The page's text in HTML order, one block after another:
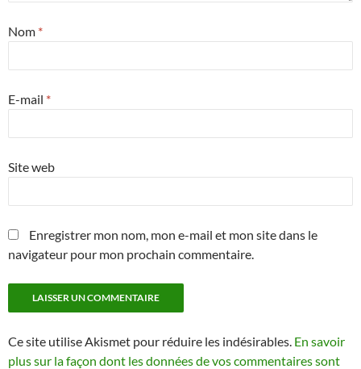
Nom *
E-mail *
Site web
Enregistrer mon nom, mon e-mail et mon site dans le
navigateur pour mon prochain commentaire.
Ce site utilise Akismet pour réduire les indésirables. En savoir
plus sur la façon dont les données de vos commentaires sont